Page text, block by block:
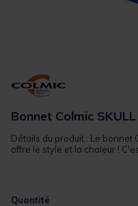
Bonnet Colmic
Détails du produit : Le bonnet
offre le style et la chaleur !
Quantité